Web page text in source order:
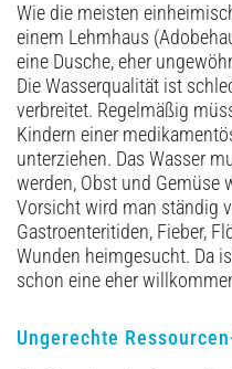
Wie die meisten
einem Lehmhaus
eine Dusche, eher
Die Wasserqualität ist
verbreitet. Regelmäßig
Kindern einer
unterziehen. Das Wasser
werden, Obst und Gemüse
Vorsicht wird man ständig
Gastroenteritiden, Fieber,
Wunden heimgesucht. Da
schon eine eher
Ungerechte